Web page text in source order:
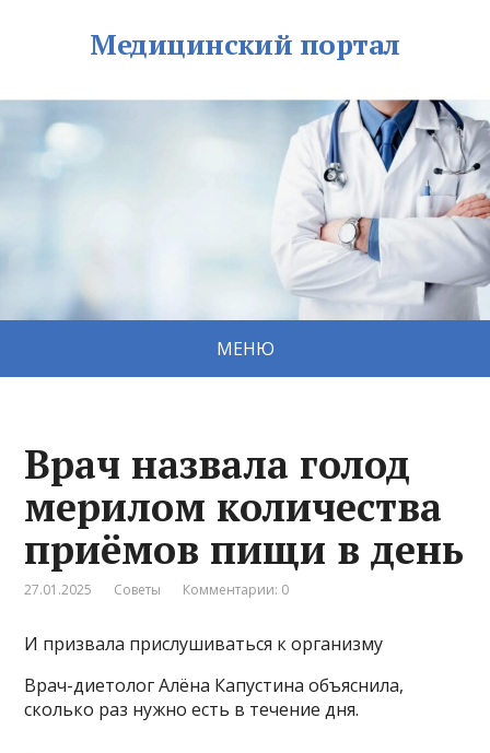
Медицинский портал
МЕНЮ
Врач назвала голод
мерилом количества
приёмов пищи в день
27.01.2025 Советы Комментарии: 0
И призвала прислушиваться к организму
Врач-диетолог Алёна Капустина объяснила,
сколько раз нужно есть в течение дня.